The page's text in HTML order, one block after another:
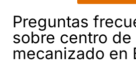
Preguntas
sobre centro de
mecanizado en